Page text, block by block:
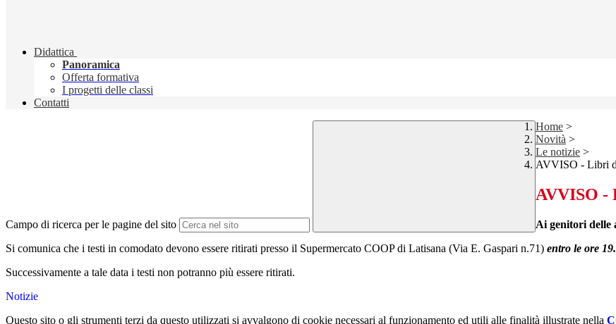
Didattica
Panoramica
Offerta formativa
I progetti delle classi
Contatti
Campo di ricerca per le pagine del sito
Home >
Novità >
Le notizie >
AVVISO - Libri
AVVISO -
Ai genitori delle
Si comunica che i testi in comodato devono essere ritirati presso il Supermercato COOP di Latisana (Via E. Gaspari n.71) entro le ore
Successivamente a tale data i testi non potranno più essere ritirati.
Notizie
Questo sito o gli strumenti terzi da questo utilizzati si avvalgono di cookie necessari al funzionamento ed utili alle finalità illustrate nella